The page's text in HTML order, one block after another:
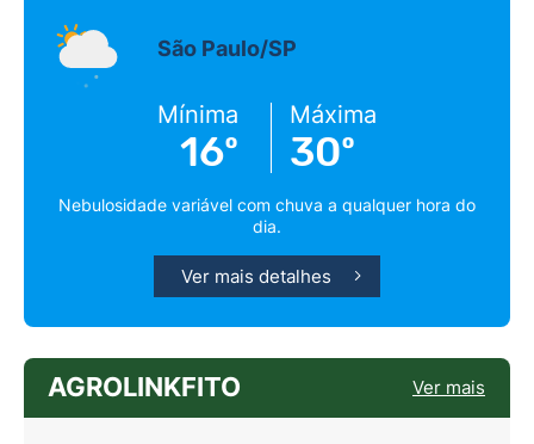
São Paulo/SP
Mínima
16º
Máxima
30º
Nebulosidade variável com chuva a qualquer hora do
dia.
Ver mais detalhes
AGROLINKFITO Ver mais